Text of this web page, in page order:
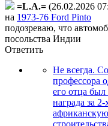
=L.A.= (26.02.2026
на 1973-76 Ford Pinto
подозреваю, что
посольства Индии
Ответить
Не всегда.
профессора
его отца
награда за